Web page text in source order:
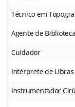
Técnico em
Agente de Biblioteca
Cuidador
Intérprete de Libras
Instrumentador